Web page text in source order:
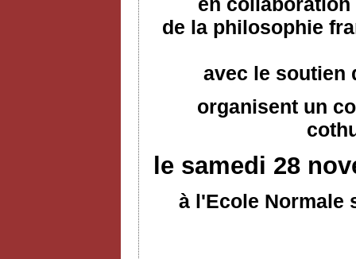
de la philosophie
avec le soutien
organisent un
le samedi 28
à l'Ecole Normale